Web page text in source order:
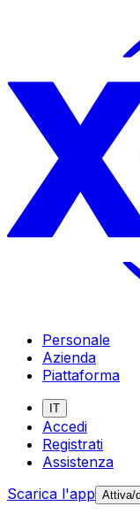
Personale
Azienda
Piattaforma
IT
Accedi
Registrati
Assistenza
Scarica l'app Attiva/